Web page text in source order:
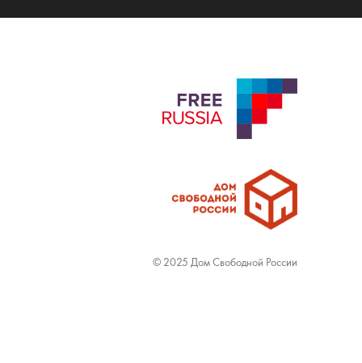
© 2025 Дом Свободной России